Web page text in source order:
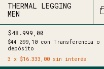
THERMAL LEGGING
MEN
$48.999,00
$44.099,10 con Transferencia o
depósito
3 x $16.333,00 sin interés